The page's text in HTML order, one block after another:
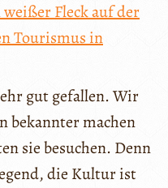
weißer Fleck auf der
Tourismus in
gut gefallen. Wir
bekannter machen
sie besuchen. Denn
die Kultur ist